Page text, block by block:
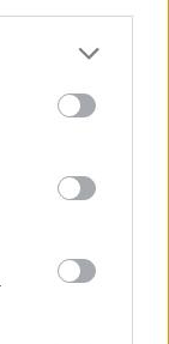
έκτακτης
Βρετανική
των
στη Σαουδική
της
της